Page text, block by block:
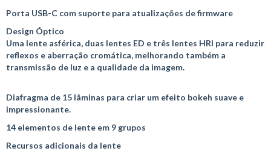
Porta USB-C com suporte para atualizações de firmware
Design Óptico
Uma lente asférica, duas lentes ED e três lentes HRI para reduzir
reflexos e aberração cromática, melhorando também a
transmissão de luz e a qualidade da imagem.
Diafragma de 15 lâminas para criar um efeito bokeh suave e
impressionante.
14 elementos de lente em 9 grupos
Recursos adicionais da lente